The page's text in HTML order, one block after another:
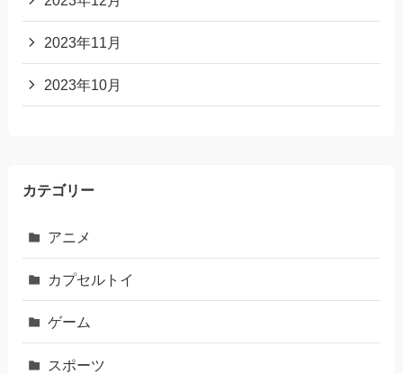
2023年11月
2023年10月
カテゴリー
アニメ
カプセルトイ
ゲーム
スポーツ